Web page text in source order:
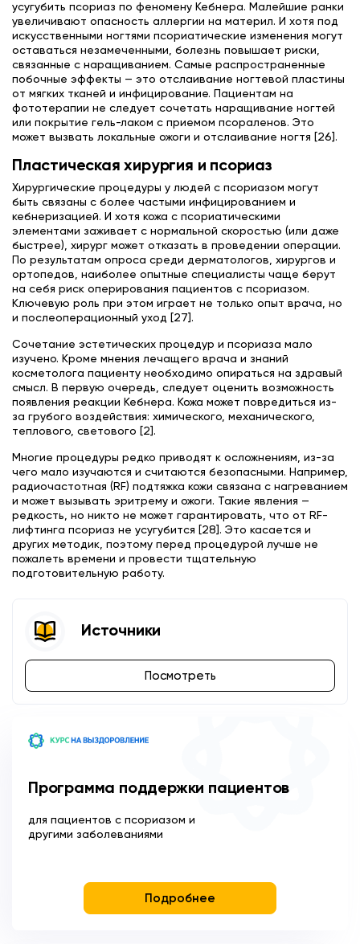
усугубить псориаз по феномену Кебнера. Малейшие ранки
увеличивают опасность аллергии на материл. И хотя под
искусственными ногтями псориатические изменения могут
оставаться незамеченными, болезнь повышает риски,
связанные с наращиванием. Самые распространенные
побочные эффекты — это отслаивание ногтевой пластины
от мягких тканей и инфицирование. Пациентам на
фототерапии не следует сочетать наращивание ногтей
или покрытие гель-лаком с приемом псораленов. Это
может вызвать локальные ожоги и отслаивание ногтя [26].
Пластическая хирургия и псориаз
Хирургические процедуры у людей с псориазом могут
быть связаны с более частыми инфицированием и
кебнеризацией. И хотя кожа с псориатическими
элементами заживает с нормальной скоростью (или даже
быстрее), хирург может отказать в проведении операции.
По результатам опроса среди дерматологов, хирургов и
ортопедов, наиболее опытные специалисты чаще берут
на себя риск оперирования пациентов с псориазом.
Ключевую роль при этом играет не только опыт врача, но
и послеоперационный уход [27].
Сочетание эстетических процедур и псориаза мало
изучено. Кроме мнения лечащего врача и знаний
косметолога пациенту необходимо опираться на здравый
смысл. В первую очередь, следует оценить возможность
появления реакции Кебнера. Кожа может повредиться из-
за грубого воздействия: химического, механического,
теплового, светового [2].
Многие процедуры редко приводят к осложнениям, из-за
чего мало изучаются и считаются безопасными. Например,
радиочастотная (RF) подтяжка кожи связана с нагреванием
и может вызывать эритрему и ожоги. Такие явления —
редкость, но никто не может гарантировать, что от RF-
лифтинга псориаз не усугубится [28]. Это касается и
других методик, поэтому перед процедурой лучше не
пожалеть времени и провести тщательную
подготовительную работу.
Источники
Посмотреть
Программа поддержки пациентов
для пациентов с псориазом и
другими заболеваниями
Подробнее